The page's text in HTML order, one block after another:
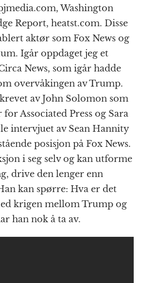
Washington
Report, heatst.com. Disse
aktør som Fox News og
Igår oppdaget jeg et
News, som igår hadde
overvåkingen av Trump.
av John Solomon som
Associated Press og Sara
intervjuet av Sean Hannity
posisjon på Fox News.
i seg selv og kan utforme
drive den lenger enn
kan spørre: Hva er det
krigen mellom Trump og
han nok å ta av.